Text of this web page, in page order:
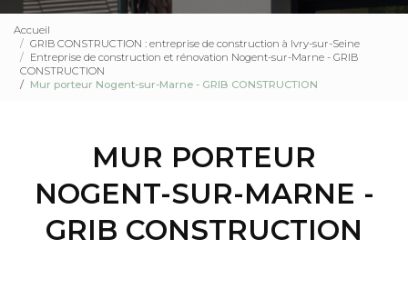
Accueil
GRIB CONSTRUCTION : entreprise de construction à Ivry-sur-Seine
Entreprise de construction et rénovation Nogent-sur-Marne - GRIB
CONSTRUCTION
Mur porteur Nogent-sur-Marne - GRIB CONSTRUCTION
MUR PORTEUR
NOGENT-SUR-MARNE -
GRIB CONSTRUCTION